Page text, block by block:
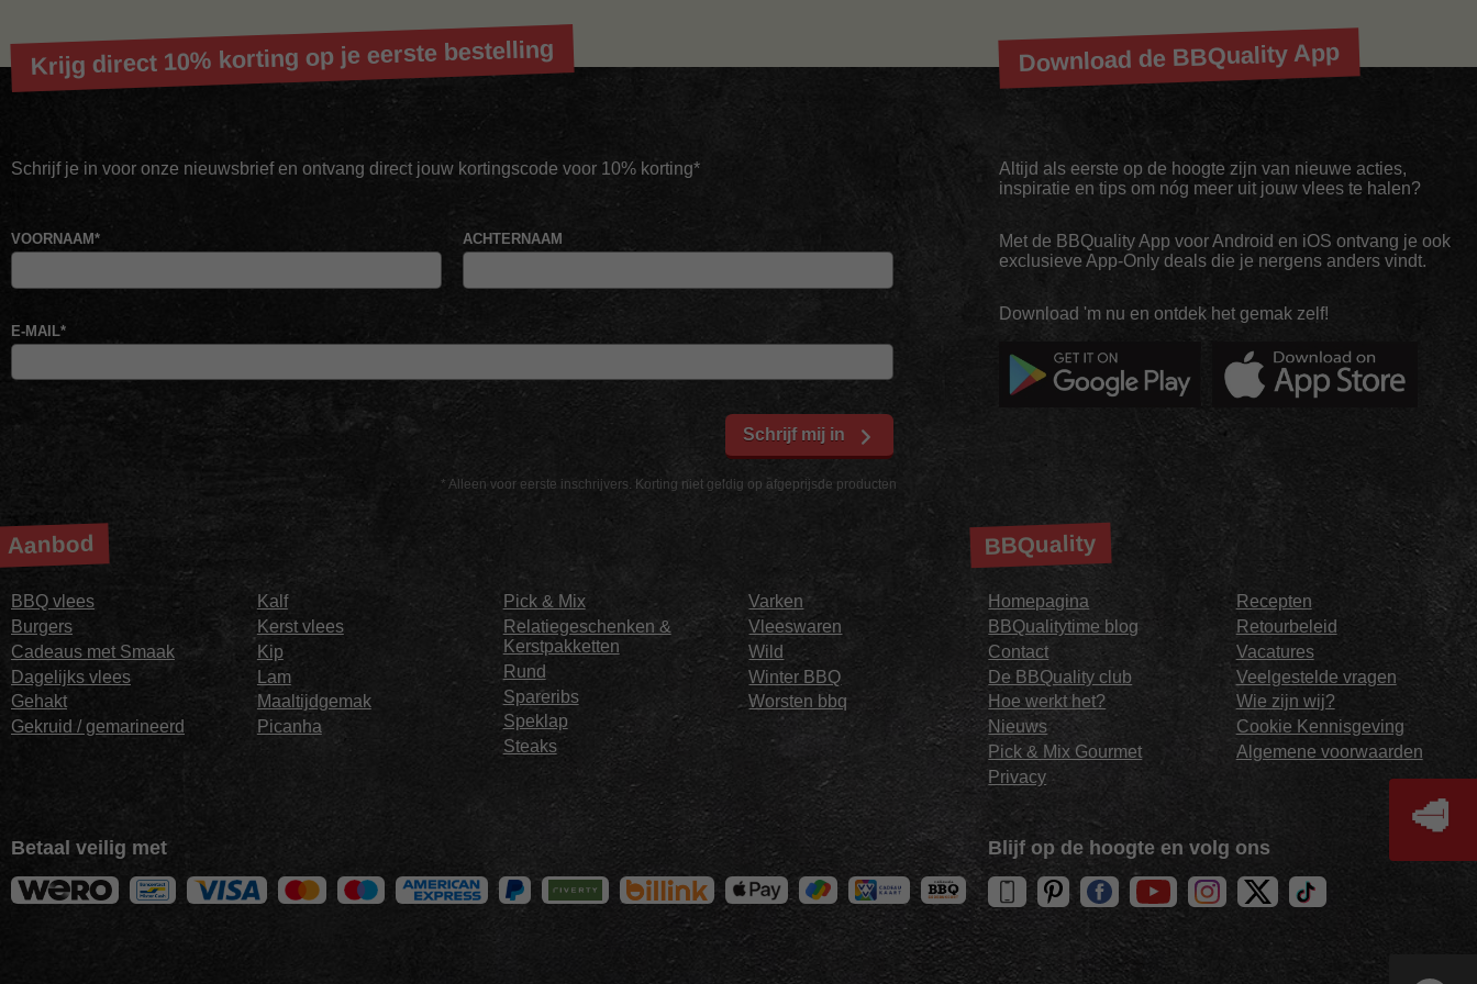
Krijg direct 10% korting op je eerste bestelling
Schrijf je in voor onze nieuwsbrief en ontvang direct jouw kortingscode voor 10% korting*
* Alleen voor eerste inschrijvers. Korting niet geldig op afgeprijsde producten
VOORNAAM* ACHTERNAAM
E-MAIL*
Schrijf mij in
Download de BBQuality App
Altijd als eerste op de hoogte zijn van nieuwe acties,
inspiratie en tips om nóg meer uit jouw vlees te halen?
Met de BBQuality App voor Android en iOS ontvang je ook
exclusieve App-Only deals die je nergens anders vindt.
Download 'm nu en ontdek het gemak zelf!
Aanbod
BBQ vlees
Burgers
Cadeaus met Smaak
Dagelijks vlees
Gehakt
Gekruid / gemarineerd
Kalf
Kerst vlees
Kip
Lam
Maaltijdgemak
Picanha
Pick & Mix
Relatiegeschenken &
Kerstpakketten
Rund
Spareribs
Speklap
Steaks
Varken
Vleeswaren
Wild
Winter BBQ
Worsten bbq
BBQuality
Homepagina
BBQualitytime blog
Contact
De BBQuality club
Hoe werkt het?
Nieuws
Pick & Mix Gourmet
Privacy
Recepten
Retourbeleid
Vacatures
Veelgestelde vragen
Wie zijn wij?
Cookie Kennisgeving
Algemene voorwaarden
Betaal veilig met Blijf op de hoogte en volg ons
🥩